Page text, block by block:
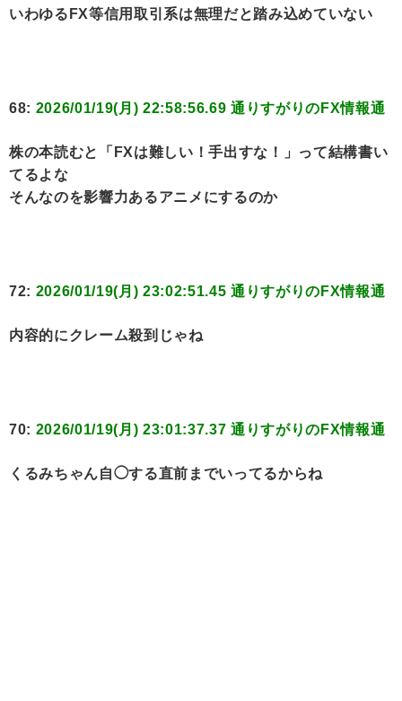
いわゆるFX等信用取引系は無理だと踏み込めていない
68: 2026/01/19(月) 22:58:56.69 通りすがりのFX情報通
株の本読むと「FXは難しい！手出すな！」って結構書い
てるよな
そんなのを影響力あるアニメにするのか
72: 2026/01/19(月) 23:02:51.45 通りすがりのFX情報通
内容的にクレーム殺到じゃね
70: 2026/01/19(月) 23:01:37.37 通りすがりのFX情報通
くるみちゃん自◯する直前までいってるからね